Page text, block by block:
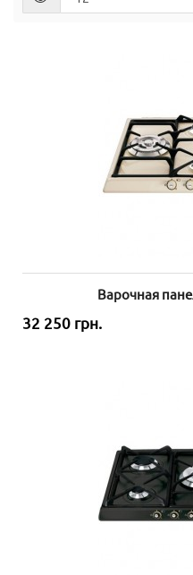
Варочная
32 250 грн.